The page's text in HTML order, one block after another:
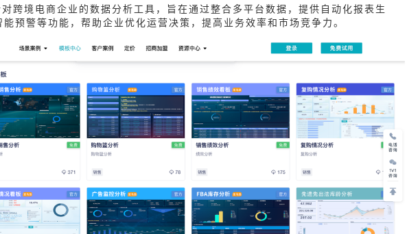
跨境电商企业的数据分析工具，旨在通过整合多平台数据，提供自动化报表生
预警等功能，帮助企业优化运营决策，提高业务效率和市场竞争力。